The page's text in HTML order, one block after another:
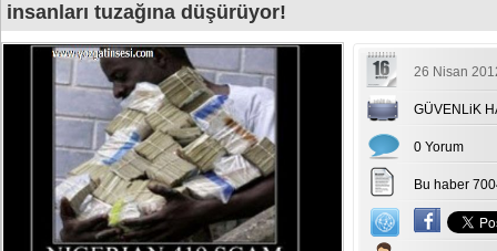
insanları tuzağına düşürüyor!
26 Nisan
GÜVENLiK
0 Yorum
Bu haber